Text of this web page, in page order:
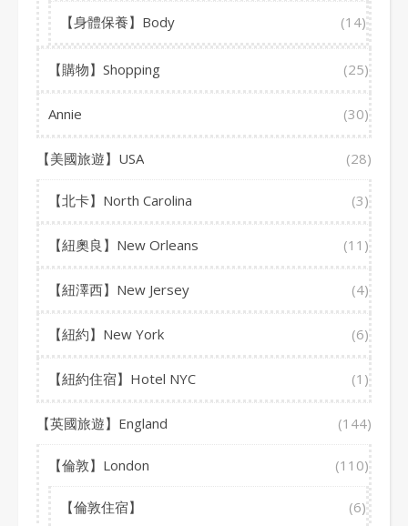
【身體保養】Body (14)
【購物】Shopping (25)
Annie (30)
【美國旅遊】USA (28)
【北卡】North Carolina (3)
【紐奧良】New Orleans (11)
【紐澤西】New Jersey (4)
【紐約】New York (6)
【紐約住宿】Hotel NYC (1)
【英國旅遊】England (144)
【倫敦】London (110)
【倫敦住宿】 (6)